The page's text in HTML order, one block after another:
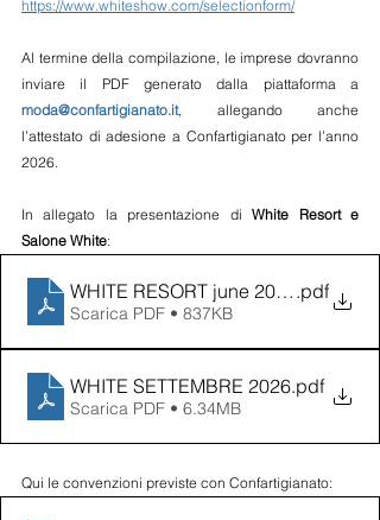
https://www.whiteshow.com/selectionform/
Al termine della compilazione, le imprese dovranno
moda@confartigianato.it, allegando anche
l’attestato di adesione a Confartigianato per l’anno
2026.
In allegato la presentazione di White Resort e
Salone White:
WHITE RESORT june 2026_ITA
.pdf
Scarica PDF • 837KB
WHITE SETTEMBRE 2026.pdf
Scarica PDF • 6.34MB
Qui le convenzioni previste con Confartigianato: